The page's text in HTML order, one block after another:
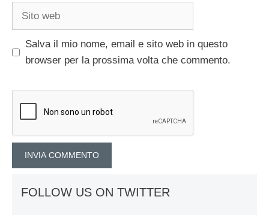
Sito
Salva il mio nome, email e sito web in questo
browser per la prossima volta che commento.
FOLLOW US ON TWITTER